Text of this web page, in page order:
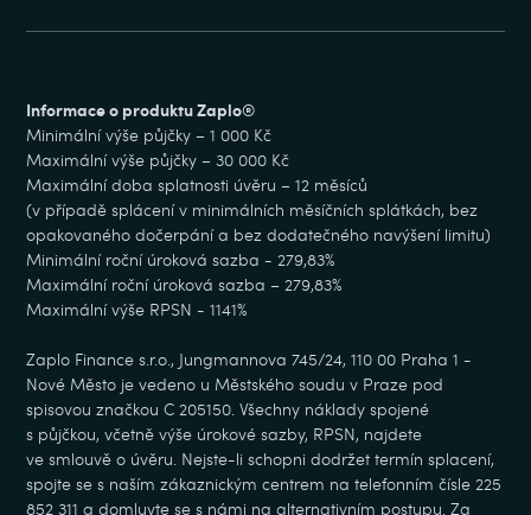
Informace o produktu Zaplo®
Minimální výše půjčky – 1 000 Kč
Maximální výše půjčky – 30 000 Kč
Maximální doba splatnosti úvěru – 12 měsíců
(v případě splácení v minimálních měsíčních splátkách, bez
opakovaného dočerpání a bez dodatečného navýšení limitu)
Minimální roční úroková sazba - 279,83%
Maximální roční úroková sazba – 279,83%
Maximální výše RPSN - 1141%
Zaplo Finance s.r.o., Jungmannova 745/24, 110 00 Praha 1 -
Nové Město je vedeno u Městského soudu v Praze pod
spisovou značkou C 205150. Všechny náklady spojené
s půjčkou, včetně výše úrokové sazby, RPSN, najdete
ve smlouvě o úvěru. Nejste-li schopni dodržet termín splacení,
spojte se s naším zákaznickým centrem na telefonním čísle 225
852 311 a domluvte se s námi na alternativním postupu. Za